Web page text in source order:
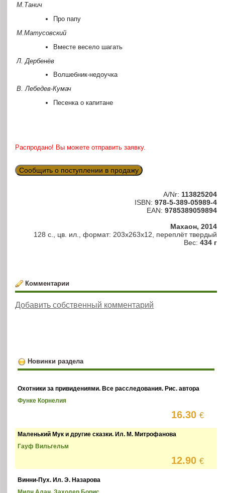
М.Танич
Про папу
М.Матусовский
Вместе весело шагать
Л. Дербенёв
Волшебник-недоучка
В. Лебедев-Кумач
Песенка о капитане
Распродано! Вы можете отправить заявку.
Сообщить о поступлении в продажу
A/Nr: 113825204
ISBN: 978-5-389-05989-4
EAN: 9785389059894
Махаон, 2014
128 с., цв. ил., формат: 203х263х12, переплёт твердый
Вес: 434 г
Комментарии
Добавить собственный комментарий
Новинки раздела
Охотники за привидениями. Все расследования. Рис. автора
Функе Корнелия
16.30€
Маленький Мук и другие сказки. Ил. М. Митрофанова
Гауф Вильгельм
12.90€
Винни-Пух. Ил. Э. Назарова